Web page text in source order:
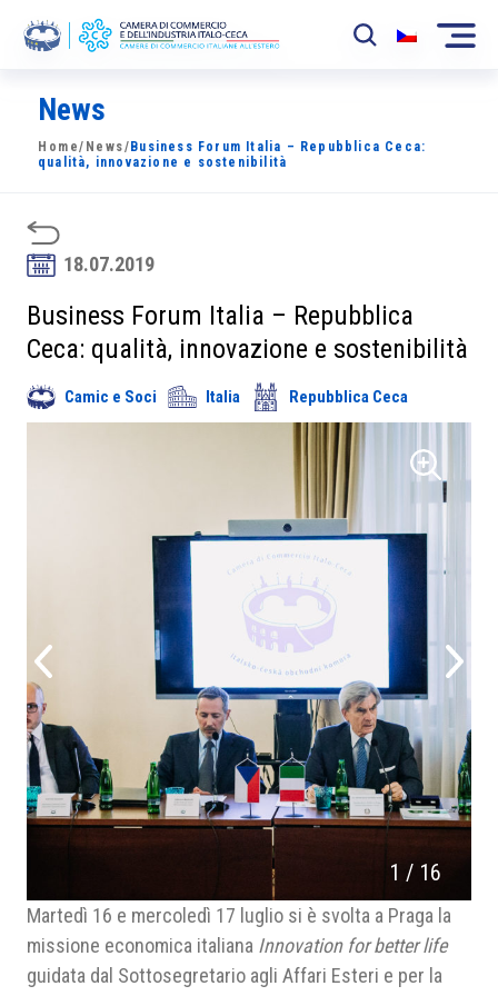
La Camera
News
Sviluppo Mercato
Soci
Partner
Progetti
News
Home/ News/ Business Forum Italia – Repubblica Ceca:
qualità, innovazione e sostenibilità
18.07.2019
Business Forum Italia – Repubblica
Ceca: qualità, innovazione e sostenibilità
Camic e Soci Italia Repubblica Ceca
1 / 16
Martedì 16 e mercoledì 17 luglio si è svolta a Praga la
missione economica italiana Innovation for better life
guidata dal Sottosegretario agli Affari Esteri e per la